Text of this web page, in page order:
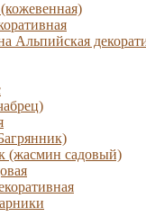
Альпийская
(жасмин садовый)